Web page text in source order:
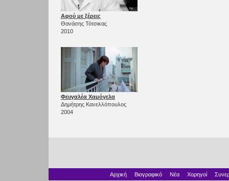
Αφού με ξέρεις
Θανάσης Τότσικας
2010
Φευγαλέα Χαμόγελα
Δημήτρης Κανελλόπουλος
2004
Αρχική Βιογραφικό Νέα Χορηγοί